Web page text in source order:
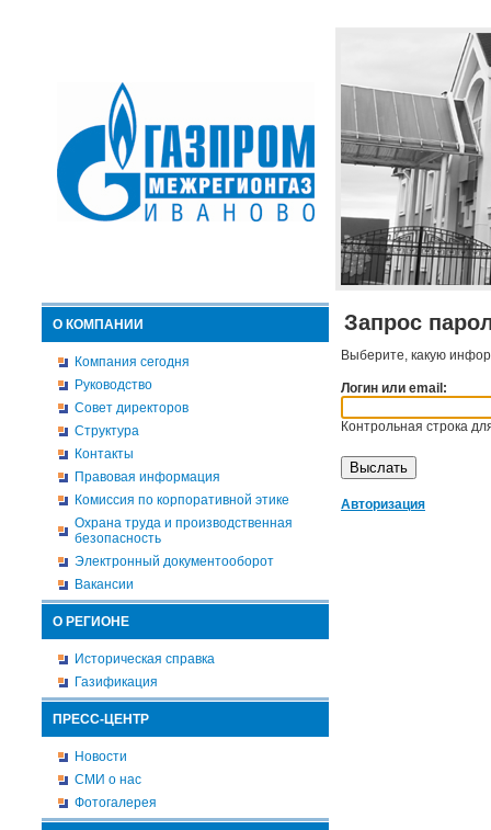
О КОМПАНИИ
Компания сегодня
Руководство
Совет директоров
Структура
Контакты
Правовая информация
Комиссия по корпоративной этике
Охрана труда и производственная
безопасность
Электронный документооборот
Вакансии
О РЕГИОНЕ
Историческая справка
Газификация
ПРЕСС-ЦЕНТР
Новости
СМИ о нас
Фотогалерея
Запрос
Выберите, какую
Логин или email:
Контрольная строка
Авторизация